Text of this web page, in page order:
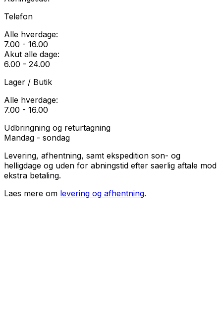
Telefon
Alle hverdage:
7.00 - 16.00
Akut alle dage:
6.00 - 24.00
Lager / Butik
Alle hverdage:
7.00 - 16.00
Udbringning og returtagning
Mandag - sondag
Levering, afhentning, samt ekspedition son- og
helligdage og uden for abningstid efter saerlig aftale mod
ekstra betaling.
Laes mere om levering og afhentning.